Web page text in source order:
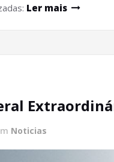
Ler mais
Noticias